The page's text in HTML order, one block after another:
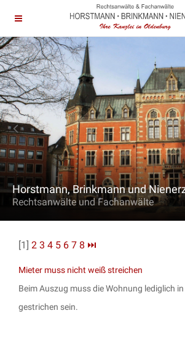
Horstmann, Brinkmann und
Rechtsanwälte und Fachanwälte
[1] 2 3 4 5 6 7 8 ⏭
Mieter muss nicht weiß streichen
Beim Auszug muss die Wohnung lediglich
gestrichen sein.